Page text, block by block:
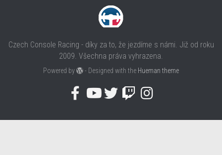
Czech Console Racing - díky za to, že jezdíme s námi. Již od roku
2009. Všechna práva vyhrazena.
Powered by - Designed with the Hueman theme